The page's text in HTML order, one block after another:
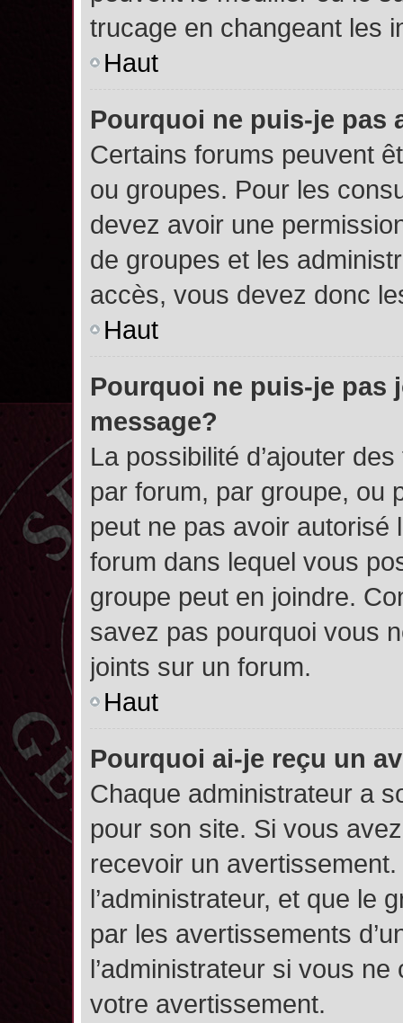
trucage en changeant les
Haut
Pourquoi ne puis-je pas
Certains forums peuvent
ou groupes. Pour les
devez avoir une
de groupes et les
accès, vous devez donc
Haut
Pourquoi ne puis-je pas
message?
La possibilité d’ajouter
par forum, par groupe, ou
peut ne pas avoir autorisé
forum dans lequel vous
groupe peut en joindre.
savez pas pourquoi vous
joints sur un forum.
Haut
Pourquoi ai-je reçu un
Chaque administrateur a
pour son site. Si vous
recevoir un
l’administrateur, et que le
par les avertissements
l’administrateur si vous
votre avertissement.